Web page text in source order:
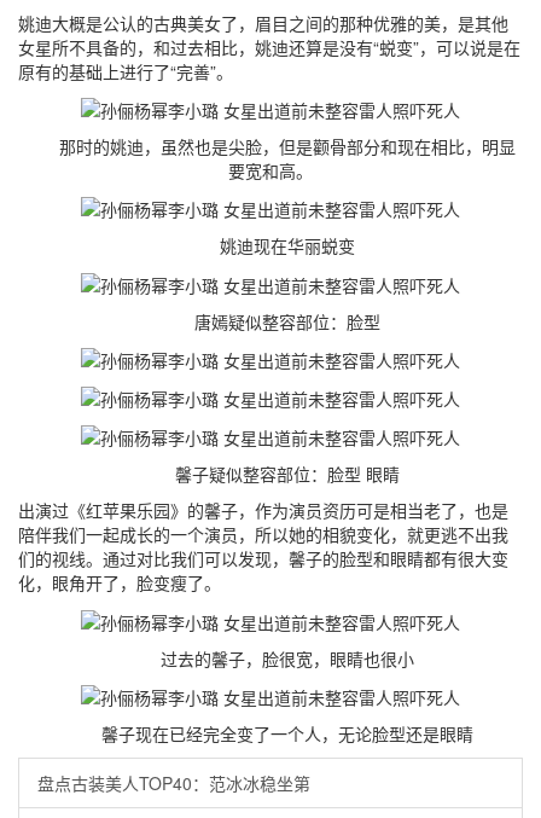
姚迪大概是公认的古典美女了，眉目之间的那种优雅的美，是其他
女星所不具备的，和过去相比，姚迪还算是没有“蜕变”，可以说是在
原有的基础上进行了“完善”。
那时的姚迪，虽然也是尖脸，但是颧骨部分和现在相比，明显
要宽和高。
姚迪现在华丽蜕变
唐嫣疑似整容部位：脸型
馨子疑似整容部位：脸型 眼睛
出演过《红苹果乐园》的馨子，作为演员资历可是相当老了，也是
陪伴我们一起成长的一个演员，所以她的相貌变化，就更逃不出我
们的视线。通过对比我们可以发现，馨子的脸型和眼睛都有很大变
化，眼角开了，脸变瘦了。
过去的馨子，脸很宽，眼睛也很小
馨子现在已经完全变了一个人，无论脸型还是眼睛
盘点古装美人TOP40：范冰冰稳坐第